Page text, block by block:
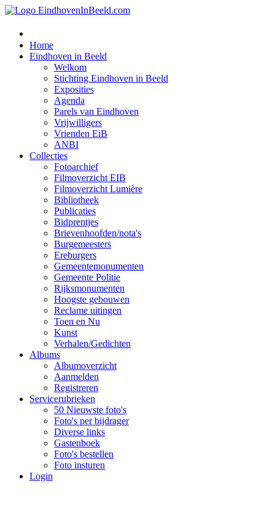
Home
Eindhoven in Beeld
Welkom
Stichting Eindhoven in Beeld
Exposities
Agenda
Parels van Eindhoven
Vrijwilligers
Vrienden EiB
ANBI
Collecties
Fotoarchief
Filmoverzicht EIB
Filmoverzicht Lumière
Bibliotheek
Publicaties
Bidprentjes
Brievenhoofden/nota's
Burgemeesters
Ereburgers
Gemeentemonumenten
Gemeente Politie
Rijksmonumenten
Hoogste gebouwen
Reclame uitingen
Toen en Nu
Kunst
Verhalen/Gedichten
Albums
Albumoverzicht
Aanmelden
Registreren
Servicerubrieken
50 Nieuwste foto's
Foto's per bijdrager
Diverse links
Gastenboek
Foto's bestellen
Foto insturen
Login